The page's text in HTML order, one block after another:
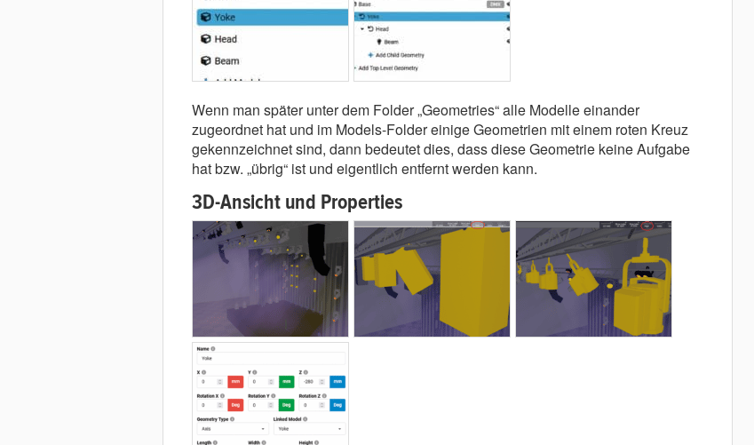
Wenn man später unter dem Folder „Geometries“ alle Modelle einander
zugeordnet hat und im Models-Folder einige Geometrien mit einem roten Kreuz
gekennzeichnet sind, dann bedeutet dies, dass diese Geometrie keine Aufgabe
hat bzw. „übrig“ ist und eigentlich entfernt werden kann.
3D-Ansicht und Properties